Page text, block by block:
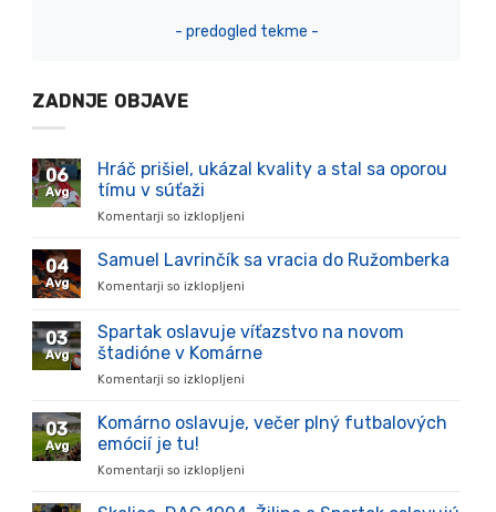
- predogled tekme -
ZADNJE OBJAVE
06
Avg
Hráč prišiel, ukázal kvality a stal sa oporou
tímu v súťaži
Komentarji so izklopljeni
prišiel,
stal
sa
súťaži
04
Avg
Samuel Lavrinčík sa vracia do Ružomberka
Komentarji so izklopljeni
Lavrinčík
vracia
03
Avg
Spartak oslavuje víťazstvo na novom
štadióne v Komárne
Komentarji so izklopljeni
oslavuje
03
Avg
Komárno oslavuje, večer plný futbalových
emócií je tu!
Komentarji so izklopljeni
oslavuje,